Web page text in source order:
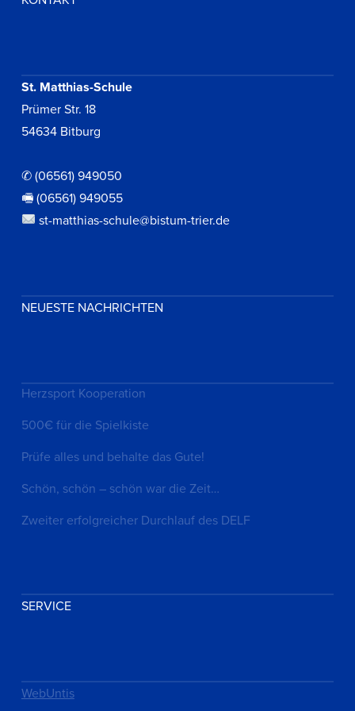
St. Matthias-Schule
Prümer Str. 18
54634 Bitburg
✆ (06561) 949050
🖷 (06561) 949055
st-matthias-schule@bistum-trier.de
NEUESTE NACHRICHTEN
Herzsport Kooperation
500€ für die Spielkiste
Prüfe alles und behalte das Gute!
Schön, schön – schön war die Zeit…
Zweiter erfolgreicher Durchlauf des DELF
SERVICE
WebUntis